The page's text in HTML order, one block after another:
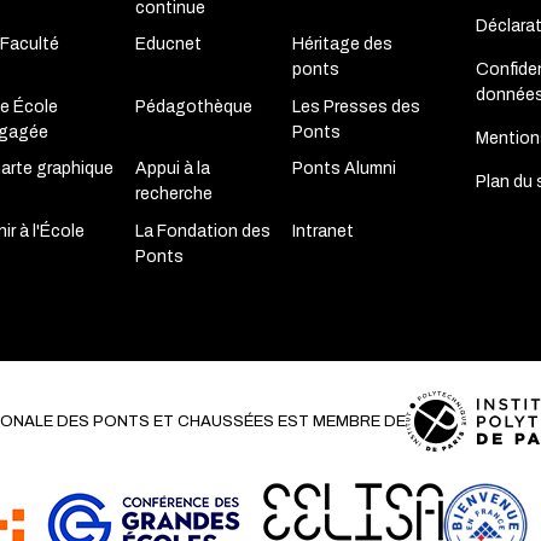
continue
Educnet
Héritage des
ponts
École
Pédagothèque
Les Presses des
Ponts
graphique
Appui à la
recherche
Ponts Alumni
à l'École
La Fondation des
Ponts
Intranet
Plan du
DES PONTS ET CHAUSSÉES EST MEMBRE DE